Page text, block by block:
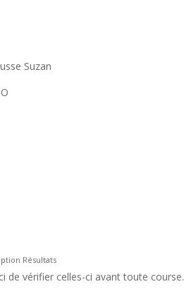
Suzan
Résultats
de vérifier celles-ci avant toute course.